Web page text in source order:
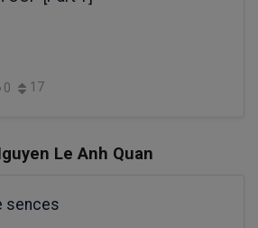
0 17
Le Anh Quan
sences